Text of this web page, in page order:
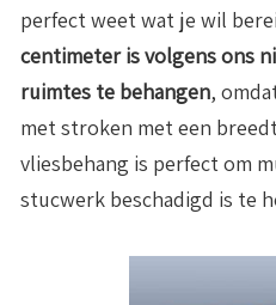
perfect weet wat je wil
centimeter is volgens ons
ruimtes te behangen,
met stroken met een
vliesbehang is perfect om
stucwerk beschadigd is te